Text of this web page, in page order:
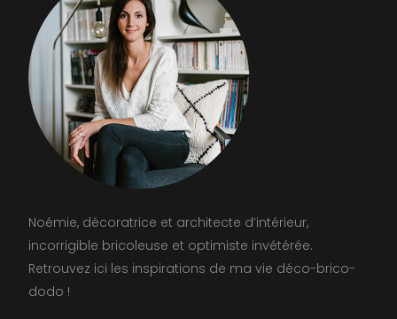
Noémie, décoratrice et architecte d’intérieur,
incorrigible bricoleuse et optimiste invétérée.
Retrouvez ici les inspirations de ma vie déco-brico-
dodo !